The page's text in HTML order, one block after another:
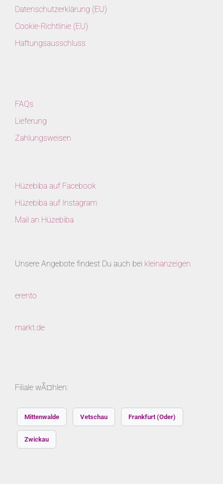
Datenschutzerklärung (EU)
Cookie-Richtlinie (EU)
Haftungsausschluss
FAQs
Lieferung
Zahlungsweisen
Hüzebiba auf Facebook
Hüzebiba auf Instagram
Mail an Hüzebiba
Unsere Angebote findest Du auch bei kleinanzeigen
erento
markt.de
Filiale wÃ¤hlen:
Mittenwalde Vetschau Frankfurt (Oder)
Zwickau